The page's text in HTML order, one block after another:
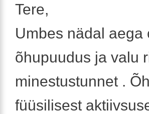
Tere,
Umbes nädal
õhupuudus ja valu
minestustunnet .
füüsilisest